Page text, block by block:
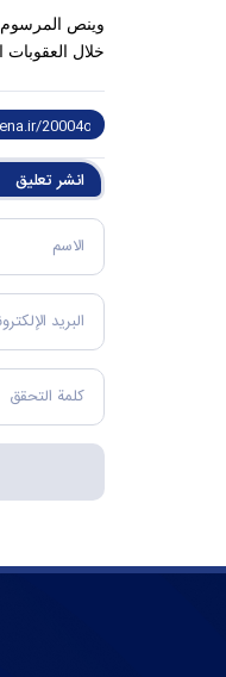
وينص المرسوم
خلال
انشر تعليق